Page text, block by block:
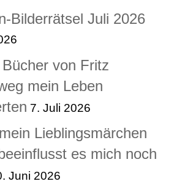
Bilderrätsel Juli 2026
von Fritz
mein Leben
7. Juli 2026
Lieblingsmärchen
es mich noch
Juni 2026